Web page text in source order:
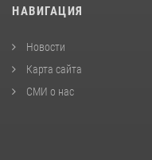
НАВИГАЦИЯ
Новости
Карта сайта
СМИ о нас